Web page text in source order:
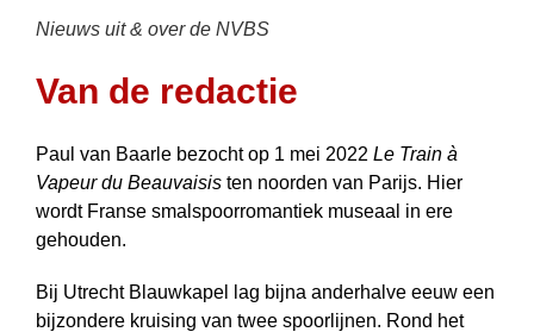
Nieuws uit & over de NVBS
Van de redactie
Paul van Baarle bezocht op 1 mei 2022 Le Train à
Vapeur du Beauvaisis ten noorden van Parijs. Hier
wordt Franse smalspoorromantiek museaal in ere
gehouden.
Bij Utrecht Blauwkapel lag bijna anderhalve eeuw een
bijzondere kruising van twee spoorlijnen. Rond het